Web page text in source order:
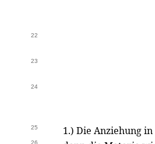
22
23
24
25 1.) Die Anziehung
26